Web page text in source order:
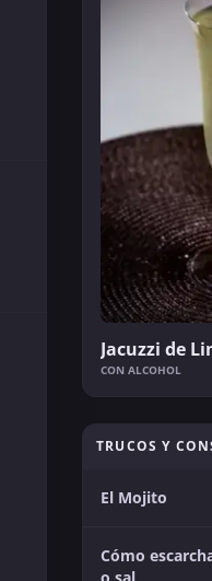
Jacuzzi de
CON ALCOHOL
TRUCOS Y
El Mojito
Cómo
o sal